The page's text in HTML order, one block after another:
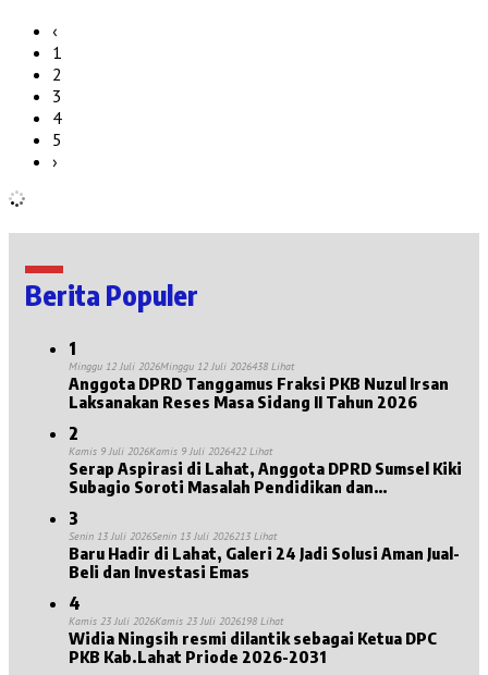
‹
1
2
3
4
5
›
Berita Populer
1
Minggu 12 Juli 2026Minggu 12 Juli 2026438 Lihat
Anggota DPRD Tanggamus Fraksi PKB Nuzul Irsan
Laksanakan Reses Masa Sidang II Tahun 2026
2
Kamis 9 Juli 2026Kamis 9 Juli 2026422 Lihat
Serap Aspirasi di Lahat, Anggota DPRD Sumsel Kiki
Subagio Soroti Masalah Pendidikan dan
3
Senin 13 Juli 2026Senin 13 Juli 2026213 Lihat
Baru Hadir di Lahat, Galeri 24 Jadi Solusi Aman Jual-
Beli dan Investasi Emas
4
Kamis 23 Juli 2026Kamis 23 Juli 2026198 Lihat
Widia Ningsih resmi dilantik sebagai Ketua DPC
PKB Kab.Lahat Priode 2026-2031